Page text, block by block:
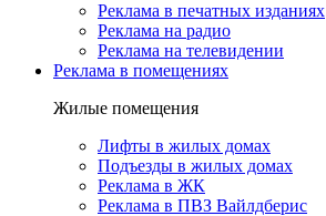
Реклама в печатных изданиях
Реклама на радио
Реклама на телевидении
Реклама в помещениях
Жилые помещения
Лифты в жилых домах
Подъезды в жилых домах
Реклама в ЖК
Реклама в ПВЗ Вайлдберис